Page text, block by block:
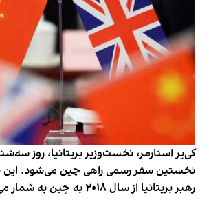
نخستین سفر رسمی راهی چین می‌شود.
رهبر بریتانیا از سال ۲۰۱۸ به چین به شمار می‌رود.